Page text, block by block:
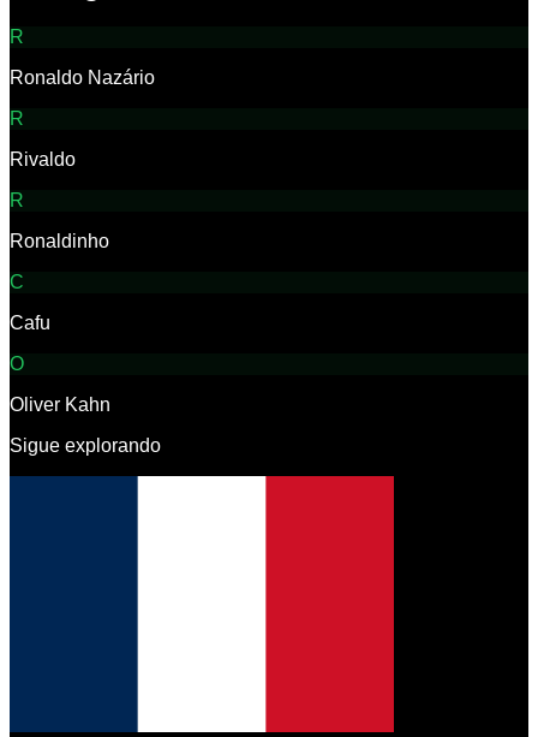
R
Ronaldo Nazário
R
Rivaldo
R
Ronaldinho
C
Cafu
O
Oliver Kahn
Sigue explorando